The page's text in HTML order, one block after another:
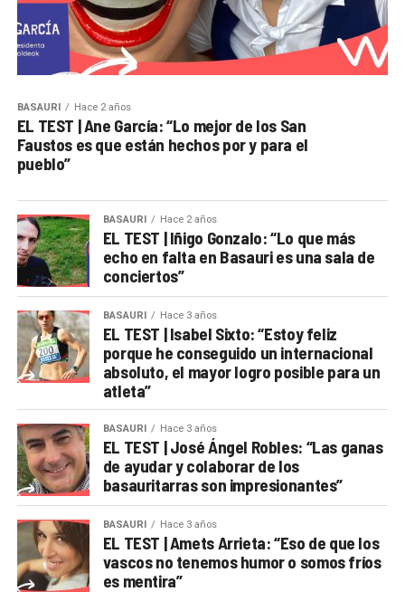
BASAURI Hace 2 años
EL TEST | Ane García: “Lo mejor de los San
Faustos es que están hechos por y para el
pueblo”
BASAURI Hace 2 años
EL TEST | Iñigo Gonzalo: “Lo que más
echo en falta en Basauri es una sala de
conciertos”
BASAURI Hace 3 años
EL TEST | Isabel Sixto: “Estoy feliz
porque he conseguido un internacional
absoluto, el mayor logro posible para un
atleta”
BASAURI Hace 3 años
EL TEST | José Ángel Robles: “Las ganas
de ayudar y colaborar de los
basauritarras son impresionantes”
BASAURI Hace 3 años
EL TEST | Amets Arrieta: “Eso de que los
vascos no tenemos humor o somos fríos
es mentira”